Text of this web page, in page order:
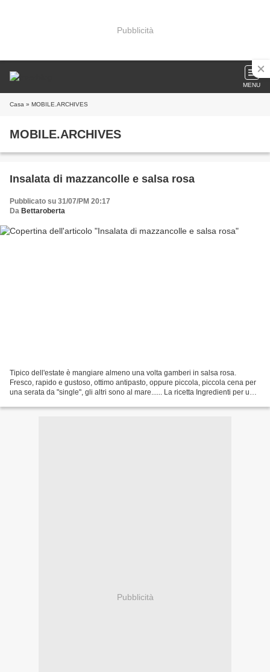
Pubblicità
MENU
Casa » MOBILE.ARCHIVES
MOBILE.ARCHIVES
Insalata di mazzancolle e salsa rosa
Pubblicato su 31/07/PM 20:17
Da Bettaroberta
Tipico dell'estate è mangiare almeno una volta gamberi in salsa rosa.
Fresco, rapido e gustoso, ottimo antipasto, oppure piccola, piccola cena per
una serata da "single", gli altri sono al mare...... La ricetta Ingredienti per una
Pubblicità